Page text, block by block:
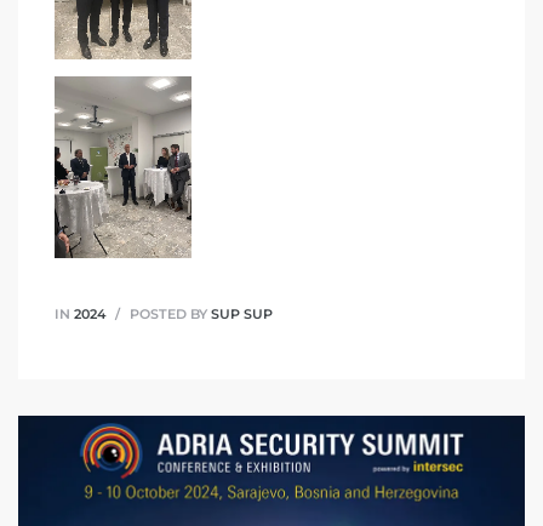
IN 2024 POSTED BY SUP SUP